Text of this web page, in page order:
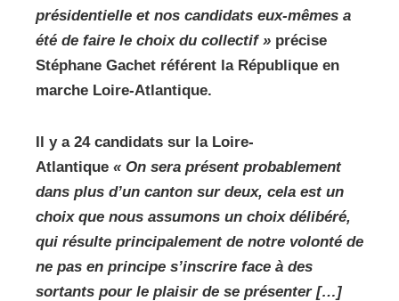
présidentielle et nos candidats eux-mêmes a
été de faire le choix du collectif » précise
Stéphane Gachet référent la République en
marche Loire-Atlantique.
Il y a 24 candidats sur la Loire-
Atlantique « On sera présent probablement
dans plus d’un canton sur deux, cela est un
choix que nous assumons un choix délibéré,
qui résulte principalement de notre volonté de
ne pas en principe s’inscrire face à des
sortants pour le plaisir de se présenter […]